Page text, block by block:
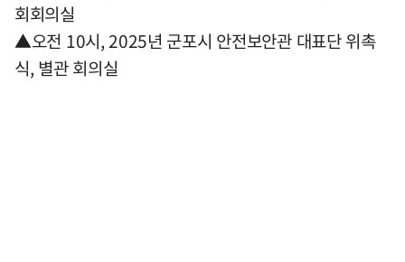
회회의실
▲오전 10시, 2025년 군포시 안전보안관 대표단 위촉
식, 별관 회의실